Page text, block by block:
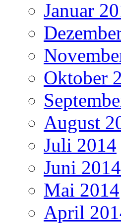
Januar
Oktober
August
Juli 2014
Juni 2014
Mai 2014
April